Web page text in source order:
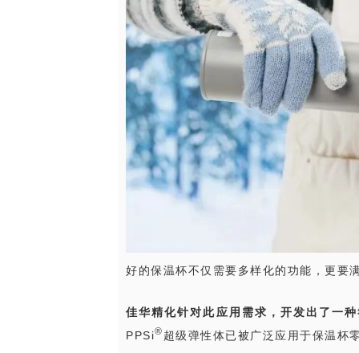
好的保温杯不仅需要多样化的功能，更要
佳华精化针对此应用需求，开发出了一
PPSi® 超级弹性体已被广泛应用于保温杯